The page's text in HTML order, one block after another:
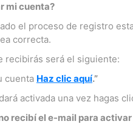
mi cuenta?
el proceso de registro
correcta.
recibirás será el siguiente:
cuenta Haz clic aquí.”
activada una vez hagas
recibí el e-mail para